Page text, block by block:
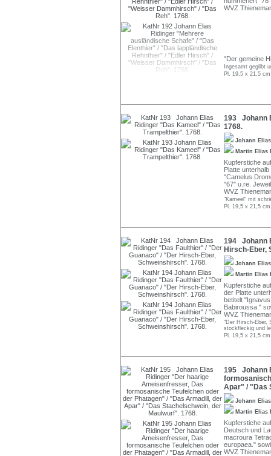
WVZ
"Der gemeine
Ingesamt gegilbt
Pl. 19,5 x 21,5
193 Johann
1768.
Johann
Martin
Kupferstiche
Platte
"Camelus
"67" u.re.
WVZ
"Kameel" mit
Pl. 19,5 x 21,5
194 Johann
Hirsch-Eber,
Johann
Martin
Kupferstiche
der Platte
betitelt
Babiroussa."
WVZ
"Der Hirsch-Eber,
stockfleckig und
Pl. 19,5 x 21,5
195 Johann
Apar" / "Das
Johann
Martin
Kupferstiche
Deutsch und
macroura
europaea."
WVZ